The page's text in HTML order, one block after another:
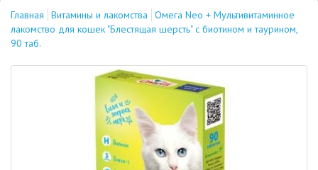
Главная Витамины и лакомства
Омега Neo + Мультивитаминное
лакомство для кошек "Блестящая шерсть" с биотином и таурином,
90 таб.